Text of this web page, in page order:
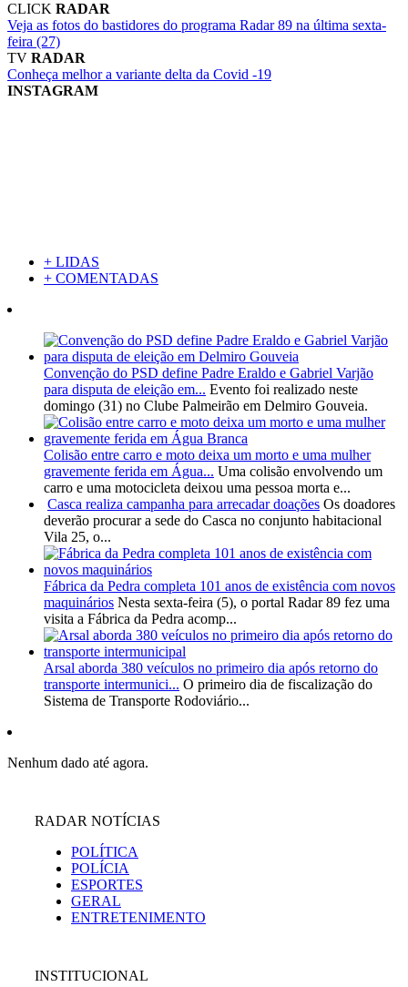
CLICK RADAR
Veja as fotos do bastidores do programa Radar 89 na última sexta-
feira (27)
TV RADAR
Conheça melhor a variante delta da Covid -19
INSTAGRAM
+ LIDAS
+ COMENTADAS
Convenção do PSD define Padre Eraldo e Gabriel Varjão
para disputa de eleição em... Evento foi realizado neste
domingo (31) no Clube Palmeirão em Delmiro Gouveia.
Colisão entre carro e moto deixa um morto e uma mulher
gravemente ferida em Água... Uma colisão envolvendo um
carro e uma motocicleta deixou uma pessoa morta e...
Casca realiza campanha para arrecadar doações Os doadores
deverão procurar a sede do Casca no conjunto habitacional
Vila 25, o...
Fábrica da Pedra completa 101 anos de existência com novos
maquinários Nesta sexta-feira (5), o portal Radar 89 fez uma
visita a Fábrica da Pedra acomp...
Arsal aborda 380 veículos no primeiro dia após retorno do
transporte intermunici... O primeiro dia de fiscalização do
Sistema de Transporte Rodoviário...
Nenhum dado até agora.
RADAR NOTÍCIAS
POLÍTICA
POLÍCIA
ESPORTES
GERAL
ENTRETENIMENTO
INSTITUCIONAL